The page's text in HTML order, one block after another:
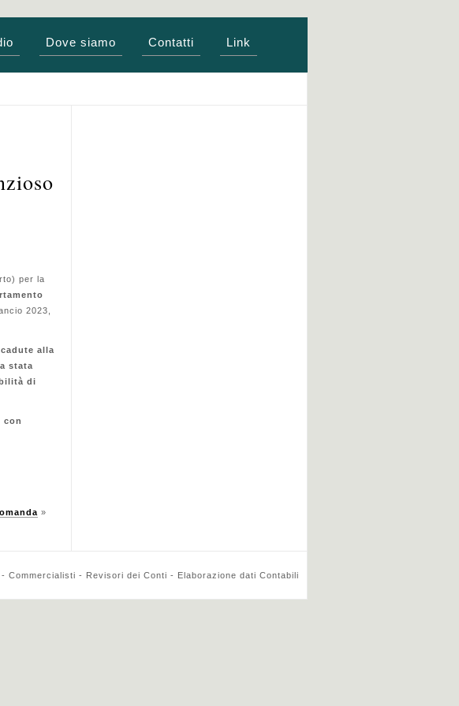
Dove siamo Contatti Link
per la
2023,
alla
stata
di
con
»
- Commercialisti - Revisori dei Conti - Elaborazione dati Contabili